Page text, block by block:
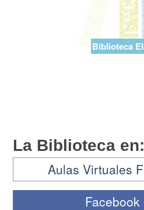
Biblioteca
La Biblioteca en:
Aulas Virtuales
Facebook